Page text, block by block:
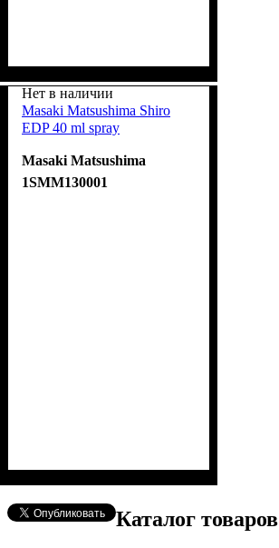
Нет в наличии
Masaki Matsushima Shiro
EDP 40 ml spray
Masaki Matsushima
1SMM130001
Каталог товаров